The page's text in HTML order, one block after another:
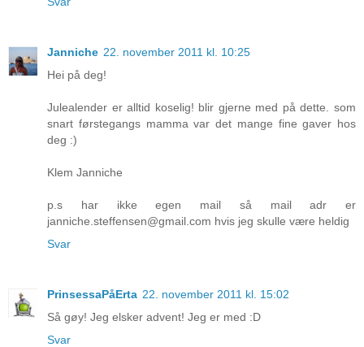
Janniche 22. november 2011 kl. 10:25
Hei på deg!
Julealender er alltid koselig! blir gjerne med på dette. som
snart førstegangs mamma var det mange fine gaver hos
deg :)
Klem Janniche
p.s har ikke egen mail så mail adr er
janniche.steffensen@gmail.com hvis jeg skulle være heldig
Svar
PrinsessaPåErta 22. november 2011 kl. 15:02
Så gøy! Jeg elsker advent! Jeg er med :D
Svar